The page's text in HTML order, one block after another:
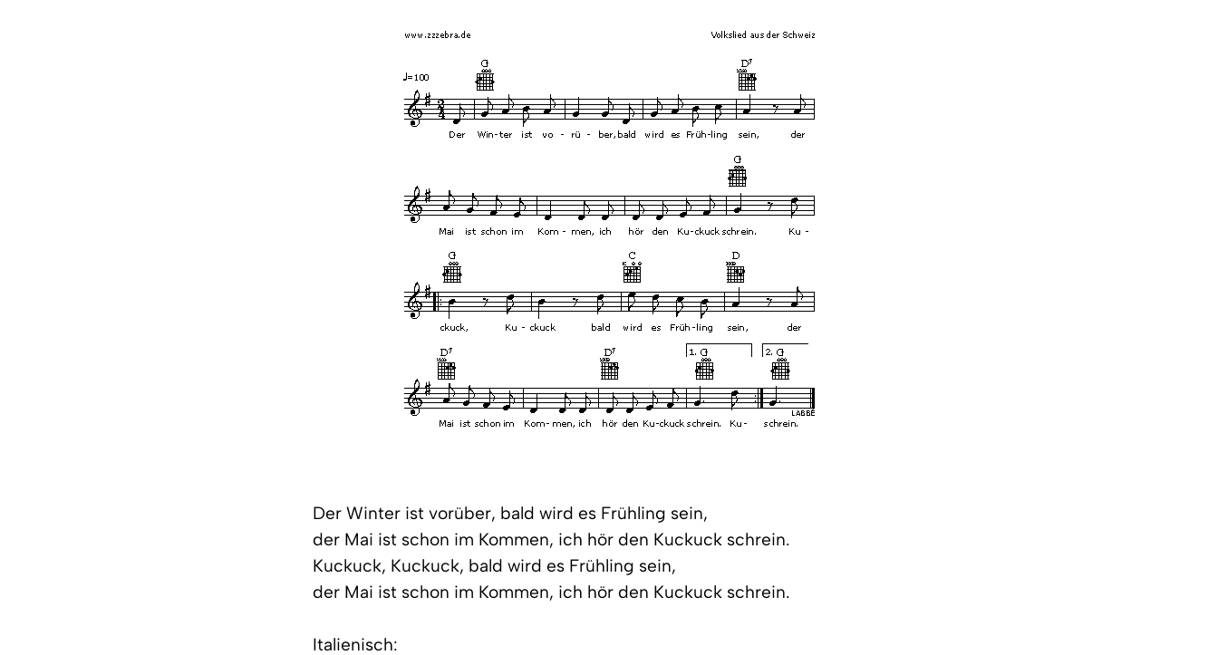
Der Winter ist vorüber, bald wird es Frühling sein,
der Mai ist schon im Kommen, ich hör den Kuckuck schrein.
Kuckuck, Kuckuck, bald wird es Frühling sein,
der Mai ist schon im Kommen, ich hör den Kuckuck schrein.
Italienisch: